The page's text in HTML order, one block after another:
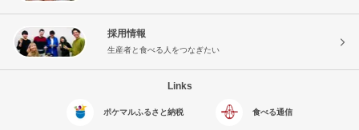
採用情報
生産者と食べる人をつなぎたい
Links
ポケマルふるさと納税 食べる通信